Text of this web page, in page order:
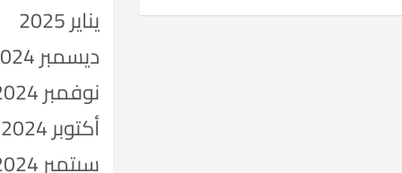
يناير 2025
ديسمبر 2024
نوفمبر 2024
أكتوبر 2024
سبتمبر 2024